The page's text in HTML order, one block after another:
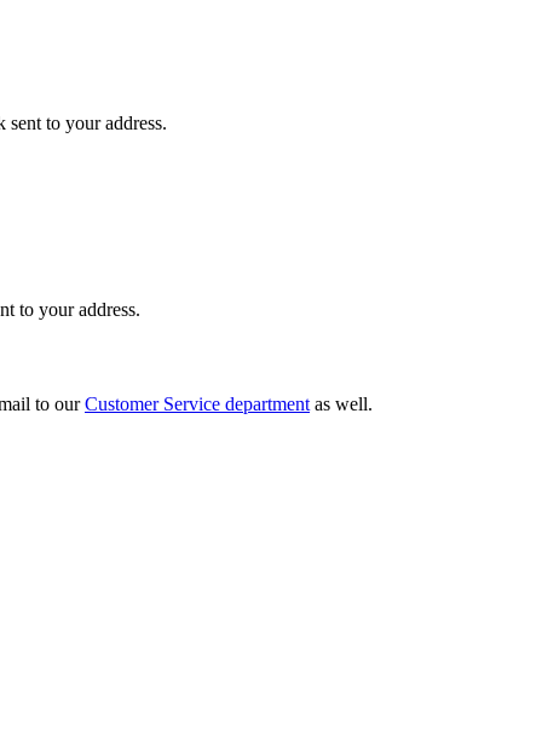
sent to your address.
to your address.
to ourCustomer Service department as well.